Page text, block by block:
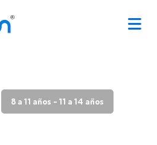
8 a 11 años - 11 a 14 años